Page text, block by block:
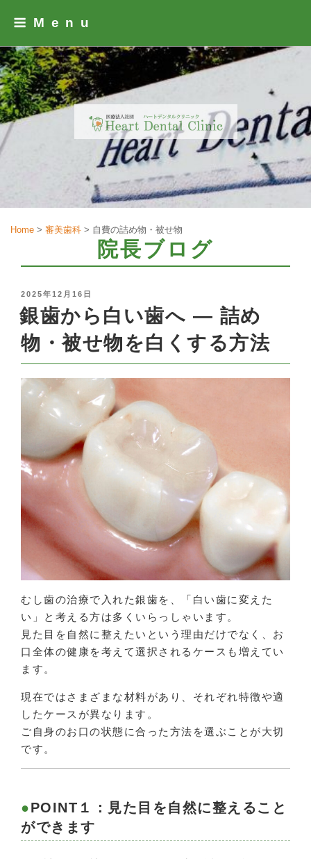
Menu
Home > 審美歯科 > 自費の詰め物・被せ物
院長ブログ
POSTED
ON
2025年12月16日
銀歯から白い歯へ ― 詰め
物・被せ物を白くする方法
むし歯の治療で入れた銀歯を、「白い歯に変えた
い」と考える方は多くいらっしゃいます。
見た目を自然に整えたいという理由だけでなく、お
口全体の健康を考えて選択されるケースも増えてい
ます。
現在ではさまざまな材料があり、それぞれ特徴や適
したケースが異なります。
ご自身のお口の状態に合った方法を選ぶことが大切
です。
POINT１：見た目を自然に整えること
ができます